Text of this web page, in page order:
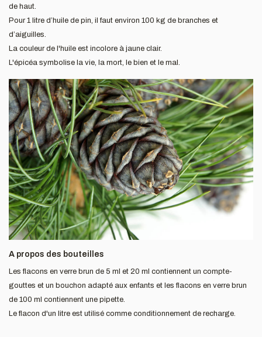
de haut.
Pour 1 litre d’huile de pin, il faut environ 100 kg de branches et
d’aiguilles.
La couleur de l'huile est incolore à jaune clair.
L'épicéa symbolise la vie, la mort, le bien et le mal.
A propos des bouteilles
Les flacons en verre brun de 5 ml et 20 ml contiennent un compte-
gouttes et un bouchon adapté aux enfants et les flacons en verre brun
de 100 ml contiennent une pipette.
Le flacon d'un litre est utilisé comme conditionnement de recharge.